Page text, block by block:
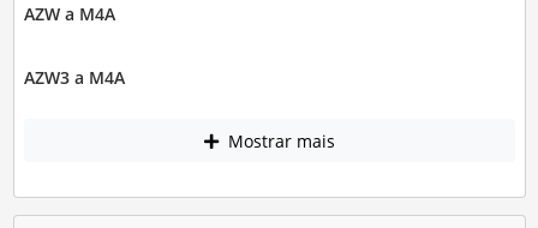
AZW a M4A
AZW3 a M4A
Mostrar mais